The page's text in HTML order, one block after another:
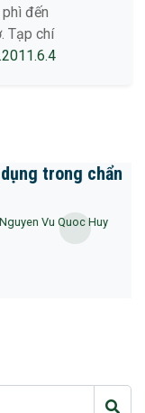
đến
Tạp chí
trong chẩn
Vu Quoc Huy